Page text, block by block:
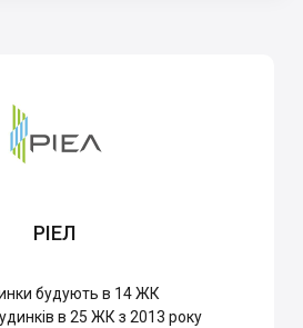
РІЕЛ
будують в 14 ЖК
в 25 ЖК з 2013 року